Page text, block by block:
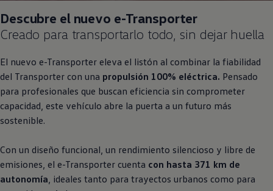
Descubre el nuevo e-Transporter
Creado para transportarlo todo, sin dejar huella
El nuevo e-Transporter eleva el listón al combinar la fiabilidad
del Transporter con una propulsión 100% eléctrica. Pensado
para profesionales que buscan eficiencia sin comprometer
capacidad, este vehículo abre la puerta a un futuro más
sostenible.
Con un diseño funcional, un rendimiento silencioso y libre de
emisiones, el e-Transporter cuenta con hasta 371 km de
autonomía, ideales tanto para trayectos urbanos como para